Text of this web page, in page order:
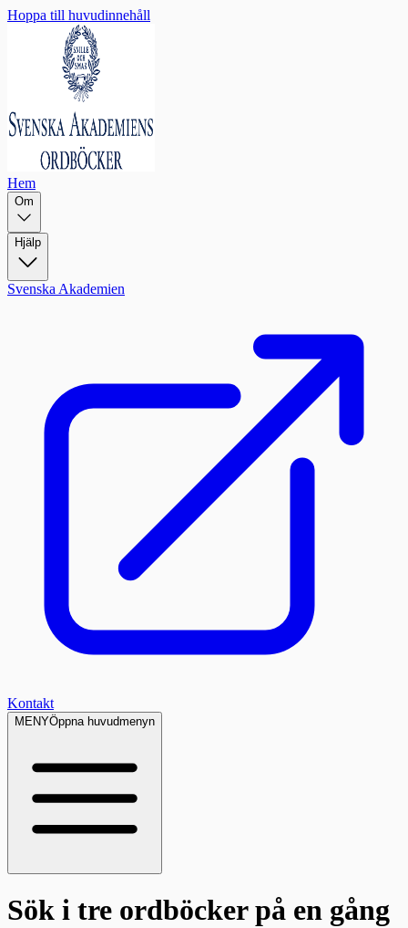
Hoppa till huvudinnehåll
Hem
Om
Hjälp
Svenska Akademien
Kontakt
MENYÖppna huvudmenyn
Sök i tre ordböckerpå en gång